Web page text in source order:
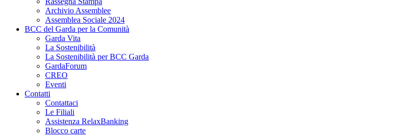
Archivio Assemblee
Assemblea Sociale 2024
BCC del Garda per la Comunità
Garda Vita
La Sostenibilità
La Sostenibilità per BCC Garda
GardaForum
CREO
Eventi
Contatti
Contattaci
Le Filiali
Assistenza RelaxBanking
Blocco carte